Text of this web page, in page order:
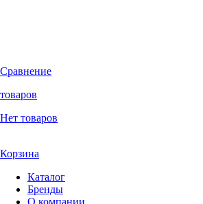
Сравнение
товаров
Нет товаров
Корзина
Каталог
Бренды
О компании